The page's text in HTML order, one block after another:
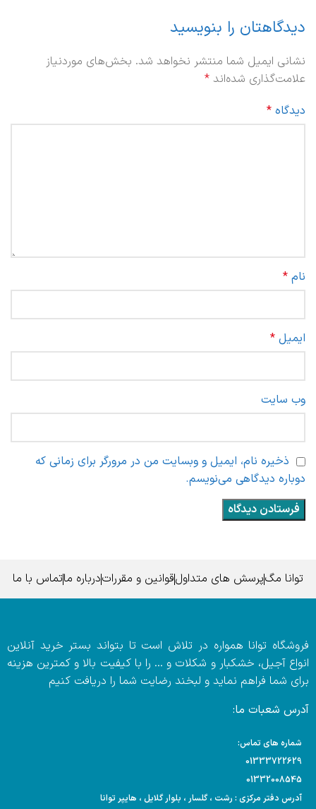
دیدگاهتان را بنویسید
نشانی ایمیل شما منتشر نخواهد شد. بخش‌های موردنیاز
علامت‌گذاری شده‌اند *
دیدگاه *
نام *
ایمیل *
وب‌ سایت
ذخیره نام، ایمیل و وبسایت من در مرورگر برای زمانی که
دوباره دیدگاهی می‌نویسم.
توانا مگپرسش های متداولقوانین و مقرراتدرباره ماتماس با ما
فروشگاه توانا همواره در تلاش است تا بتواند بستر خرید آنلاین
انواع آجیل، خشکبار و شکلات و … را با کیفیت بالا و کمترین هزینه
برای شما فراهم نماید و لبخند رضایت شما را دریافت کنیم
آدرس شعبات ما:
شماره های تماس:
01333722629
01332008545
آدرس دفتر مرکزی : رشت ، گلسار ، بلوار گلایل ، هایپر توانا